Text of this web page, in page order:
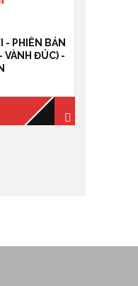
- PHIÊN BẢN
VÀNH ĐÚC) -